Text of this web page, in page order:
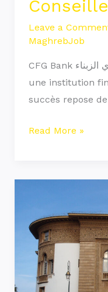
Leave a
MaghrebJob
CFG Bank يوظف مستشاري الزبناء CFG Bank est
une institution
succès repose
Read More »
Al
Maghrib
2023
(22
Postes)